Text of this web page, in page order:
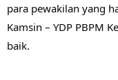
para pewakilan yang
Kamsin – YDP PBPM
baik.